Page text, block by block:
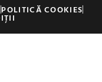
POLITICĂ COOKIES